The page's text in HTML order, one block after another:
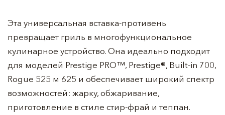
Эта универсальная вставка-противень
превращает гриль в многофункциональное
кулинарное устройство. Она идеально подходит
для моделей Prestige PRO™, Prestige®, Built-in 700,
Rogue 525 м 625 и обеспечивает широкий спектр
возможностей: жарку, обжаривание,
приготовление в стиле стир-фрай и теппан.